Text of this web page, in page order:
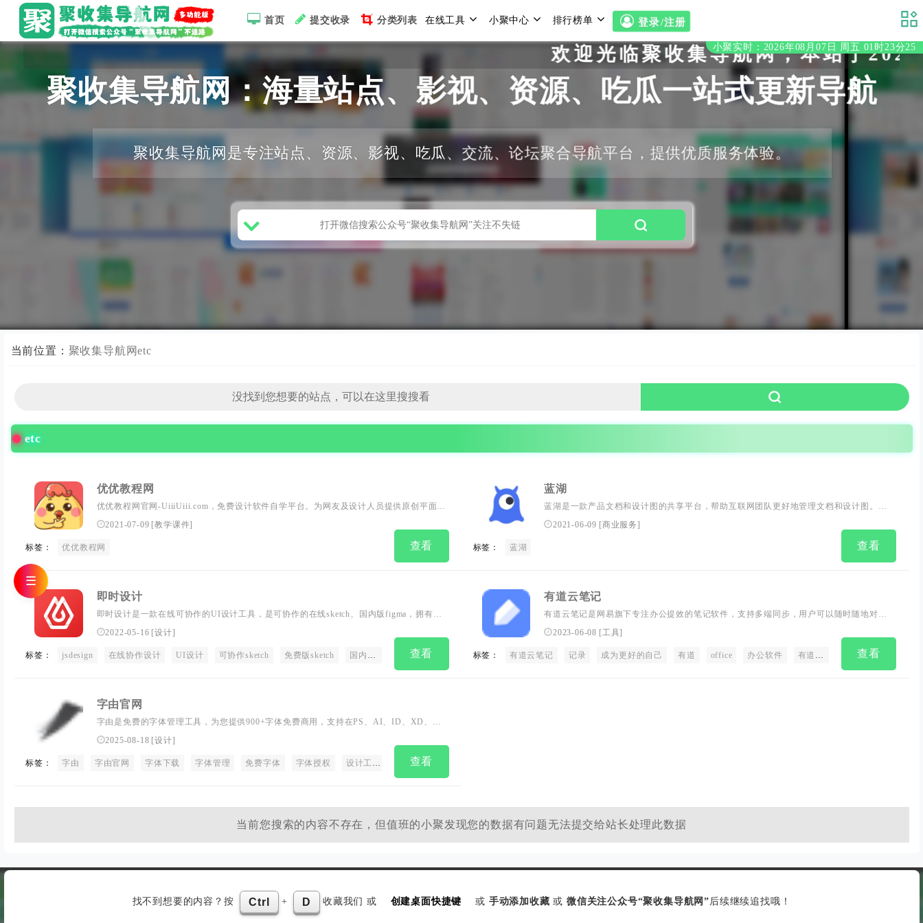
首页 提交收录 分类列表 在线工具 小聚中心 排行榜单 登录/注册
小聚实时：2026年08月07日 周五 01时23分25
欢迎光临聚收集导航网，本站于2020年
聚收集导航网：海量站点、影视、资源、吃瓜一站式更新导航
聚收集导航网是专注站点、资源、影视、吃瓜、交流、论坛聚合导航平台，提供优质服务体验。
当前位置： 聚收集导航网etc
etc
优优教程网
优优教程网官网-UiiiUiii.com，免费设计软件自学平台。为网友及设计人员提供原创平面、
UI、网页、C4D、Sketch、动效等免费教程。提供软件下载安装教程。优设网旗下站
2021-07-09 [教学课件]
标签： 优优教程网 查看
蓝湖
蓝湖是一款产品文档和设计图的共享平台，帮助互联网团队更好地管理文档和设计图。蓝
湖可以在线展示Axure，自动生成设计图标注，与团队共享设计图，展示页面之间的跳转关
系。蓝湖支持从Sketch、Ps一键共享、在线讨论，而且蓝湖只需简单几步就能将设计图变
2021-06-09 [商业服务]
标签： 蓝湖 查看
即时设计
即时设计是一款在线可协作的UI设计工具，是可协作的在线sketch、国内版figma，拥有海
量的设计资源与素材，支持导入sketch格式的源文件。支持创建交互原型、获取设计标注、
2022-05-16 [设计]
标签： jsdesign 在线协作设计 UI设计 可协作sketch 免费版sketch 国内版figma 中国版figma sketch资源 sketch源文件 PSD XD 设计规范 设计资源 figma中文版 交互原型
查看
有道云笔记
有道云笔记是网易旗下专注办公提效的笔记软件，支持多端同步，用户可以随时随地对线
上资料进行编辑、分享以及协同
2023-06-08 [工具]
标签： 有道云笔记 记录 成为更好的自己 有道 office 办公软件 有道云笔记 印象笔记
查看
字由官网
字由是免费的字体管理工具，为您提供900+字体免费商用，支持在PS、AI、ID、XD、
Figma、Sketch、CDR等设计软件中一键应用字体，提供AI识字、字体特效等实用功能，为
2025-08-18 [设计]
标签： 字由 字由官网 字体下载 字体管理 免费字体 字体授权 设计工具 AI识字
查看
当前您搜索的内容不存在，但值班的小聚发现您的数据有问题无法提交给站长处理此数据
☰
找不到想要的内容？按 Ctrl + D 收藏我们 或 创建桌面快捷键 或 手动添加收藏 或 微信关注公众号“聚收集导航网” 后续继续追找哦！